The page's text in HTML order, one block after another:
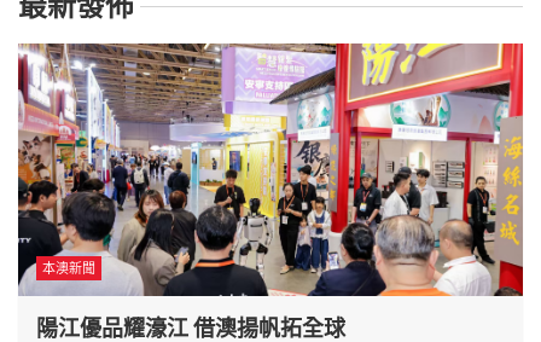
本澳新聞
陽江優品耀濠江 借澳揚帆拓全球